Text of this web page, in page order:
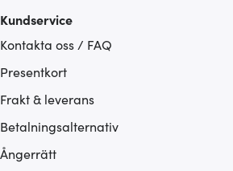
Kundservice
Kontakta oss / FAQ
Presentkort
Frakt & leverans
Betalningsalternativ
Ångerrätt